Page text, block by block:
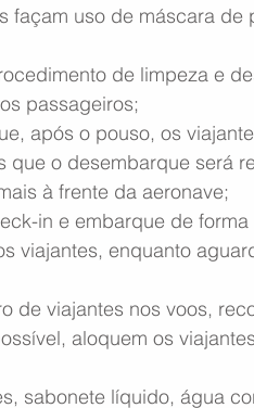
façam uso de máscara de
de limpeza e
passageiros;
após o pouso, os
que o desembarque será
à frente da aeronave;
in e embarque de
viajantes, enquanto
de viajantes nos voos,
aloquem os
sabonete líquido, água